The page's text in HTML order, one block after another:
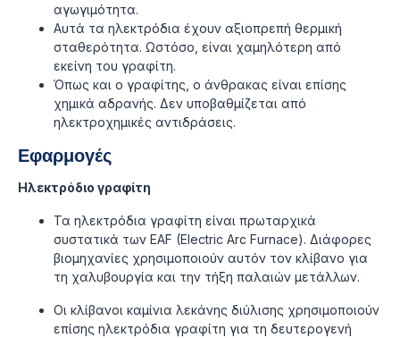
αγωγιμότητα.
Αυτά τα ηλεκτρόδια έχουν αξιοπρεπή θερμική
σταθερότητα. Ωστόσο, είναι χαμηλότερη από
εκείνη του γραφίτη.
Όπως και ο γραφίτης, ο άνθρακας είναι επίσης
χημικά αδρανής. Δεν υποβαθμίζεται από
ηλεκτροχημικές αντιδράσεις.
Εφαρμογές
Ηλεκτρόδιο γραφίτη
Τα ηλεκτρόδια γραφίτη είναι πρωταρχικά
συστατικά των EAF (Electric Arc Furnace). Διάφορες
βιομηχανίες χρησιμοποιούν αυτόν τον κλίβανο για
τη χαλυβουργία και την τήξη παλαιών μετάλλων.
Οι κλίβανοι καμίνια λεκάνης διύλισης χρησιμοποιούν
επίσης ηλεκτρόδια γραφίτη για τη δευτερογενή